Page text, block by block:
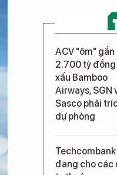
ACV "ôm" gần
2.700 tỷ đồng
xấu Bamboo
Airways, SGN
Sasco phải
dự phòng
Techcombank
đang cho các